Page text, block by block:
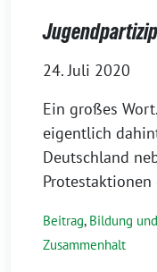
24. Juli 2020
Ein großes
eigentlich
Deutschland
Beitrag, Bildung
Zusammenhalt